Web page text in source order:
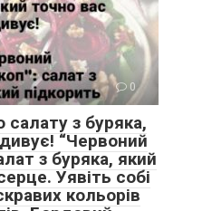
0
з буряка,
“Червоний
з буряка, який
Уявіть собі
кольорів